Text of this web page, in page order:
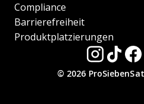
Compliance
Barrierefreiheit
Produktplatzierungen
© 2026